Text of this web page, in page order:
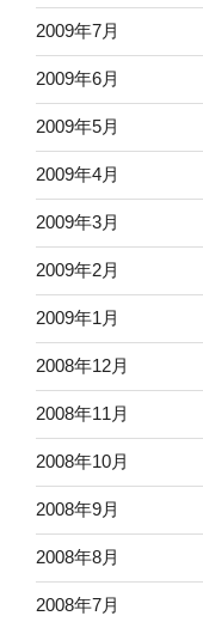
2009年7月
2009年6月
2009年5月
2009年4月
2009年3月
2009年2月
2009年1月
2008年12月
2008年11月
2008年10月
2008年9月
2008年8月
2008年7月